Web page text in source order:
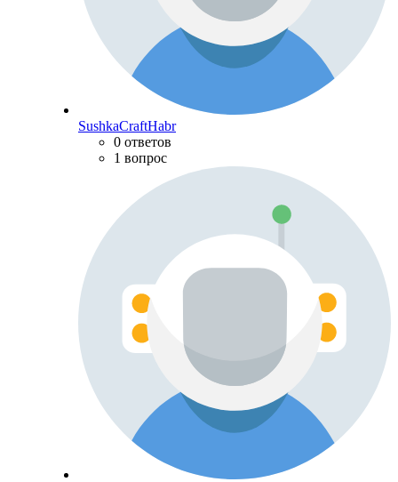
SushkaCraftHabr
0 ответов
1 вопрос